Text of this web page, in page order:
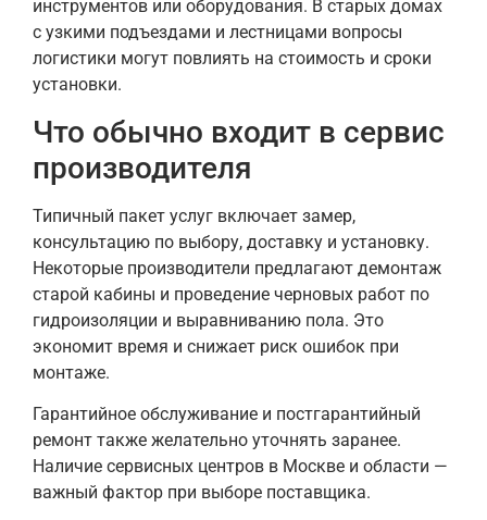
инструментов или оборудования. В старых домах
с узкими подъездами и лестницами вопросы
логистики могут повлиять на стоимость и сроки
установки.
Что обычно входит в сервис
производителя
Типичный пакет услуг включает замер,
консультацию по выбору, доставку и установку.
Некоторые производители предлагают демонтаж
старой кабины и проведение черновых работ по
гидроизоляции и выравниванию пола. Это
экономит время и снижает риск ошибок при
монтаже.
Гарантийное обслуживание и постгарантийный
ремонт также желательно уточнять заранее.
Наличие сервисных центров в Москве и области —
важный фактор при выборе поставщика.